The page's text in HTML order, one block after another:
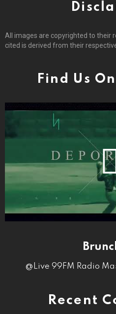
All images are copyrighted to their
cited is derived from their
Find Us
@Live 99FM Radio
Recent